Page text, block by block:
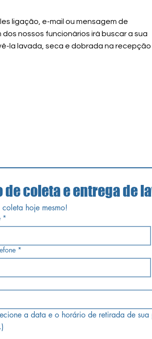
ligação, e-mail ou mensagem de
dos nossos funcionários irá buscar a sua
la lavada, seca e dobrada na recepção
de coleta e entrega de
hoje mesmo!
*
*
a data e o horário de retirada de